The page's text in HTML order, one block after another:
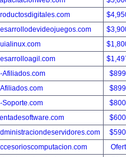
Afiliados.com
Soporte.com